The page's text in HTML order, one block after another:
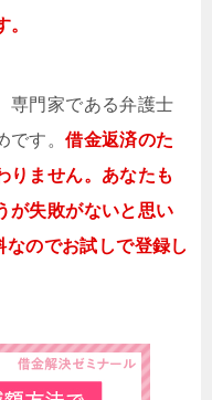
専門家である弁護士
です。借金返済のた
りません。あなたも
が失敗がないと思い
のでお試しで登録し